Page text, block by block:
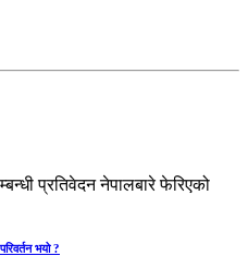
प्रतिवेदन नेपालबारे फेरिएको
भयो ?